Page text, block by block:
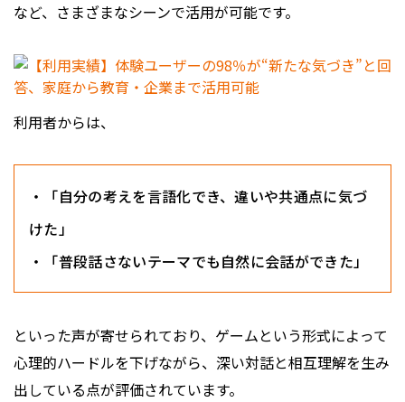
など、さまざまなシーンで活用が可能です。
利用者からは、
・「自分の考えを言語化でき、違いや共通点に気づ
けた」
・「普段話さないテーマでも自然に会話ができた」
といった声が寄せられており、ゲームという形式によって
心理的ハードルを下げながら、深い対話と相互理解を生み
出している点が評価されています。